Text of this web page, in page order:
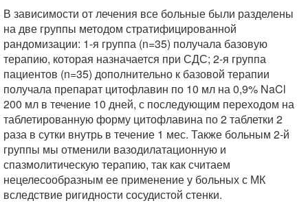
В зависимости от лечения все больные были разделены
на две группы методом стратифицированной
рандомизации: 1-я группа (n=35) получала базовую
терапию, которая назначается при СДС; 2-я группа
пациентов (n=35) дополнительно к базовой терапии
получала препарат цитофлавин по 10 мл на 0,9% NaCl
200 мл в течение 10 дней, с последующим переходом на
таблетированную форму цитофлавина по 2 таблетки 2
раза в сутки внутрь в течение 1 мес. Также больным 2-й
группы мы отменили вазодилатационную и
спазмолитическую терапию, так как считаем
нецелесообразным ее применение у больных с МК
вследствие ригидности сосудистой стенки.